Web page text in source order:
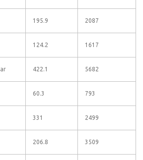
195.9 2087
124.2 1617
422.1 5682
60.3 793
331 2499
206.8 3509